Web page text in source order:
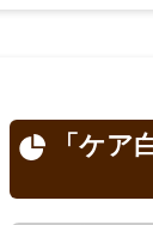
「ケア